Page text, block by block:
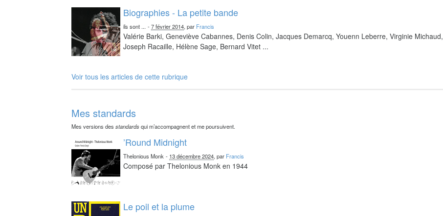
Biographies - La petite bande
ils sont ... -7 février 2014, par Francis
Valérie Barki, Geneviève Cabannes, Denis Colin, Jacques Demarcq, Youenn Leberre, Virginie Michaud,
Joseph Racaille, Hélène Sage, Bernard Vitet ...
Voir tous les articles de cette rubrique
Mes standards
Mes versions desstandardsqui m’accompagnent et me poursuivent.
’Round Midnight
Thelonious Monk - 13 décembre 2024, par Francis
Composé par Thelonious Monk en 1944
Le poil et la plume